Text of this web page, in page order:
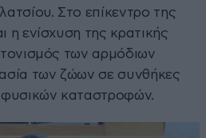
Στο επίκεντρο της
η ενίσχυση της κρατικής
των αρμόδιων
των ζώων σε συνθήκες
φυσικών καταστροφών.